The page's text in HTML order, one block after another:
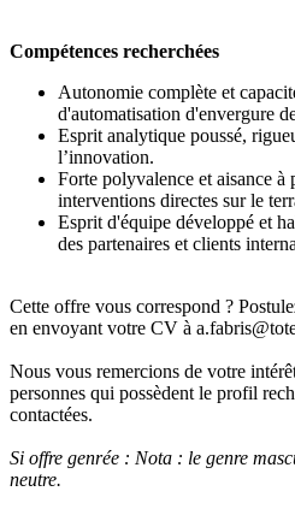
Compétences recherchées
Autonomie complète et
d'automatisation d'envergure
Esprit analytique poussé,
l’innovation.
Forte polyvalence et aisance à
interventions directes sur le
Esprit d'équipe développé et
des partenaires et clients
Cette offre vous correspond ?
en envoyant votre CV à
Nous vous remercions de votre
personnes qui possèdent le profil
contactées.
Si offre genrée : Nota : le genre mas
neutre.